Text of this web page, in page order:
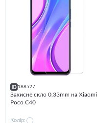
188527
Захисне скло 0.33mm на Xiaomi
Poco C40
Колір: